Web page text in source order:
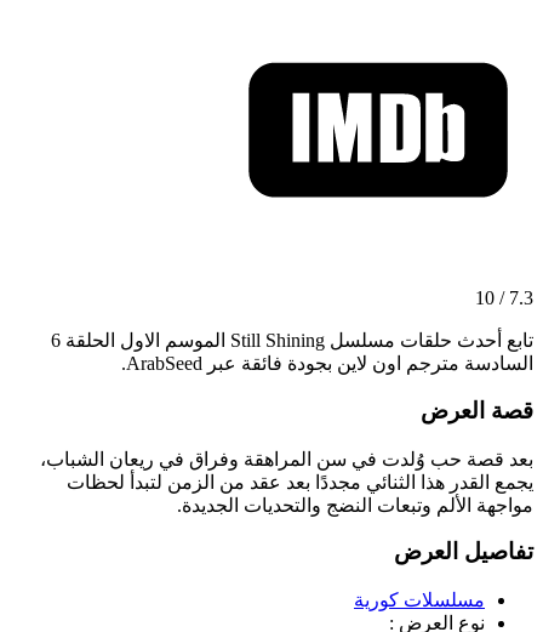
7.3 / 10
تابع أحدث حلقات مسلسل Still Shining الموسم الاول الحلقة 6
السادسة مترجم اون لاين بجودة فائقة عبر ArabSeed.
قصة العرض
بعد قصة حب وُلدت في سن المراهقة وفراق في ريعان الشباب،
يجمع القدر هذا الثنائي مجددًا بعد عقد من الزمن لتبدأ لحظات
مواجهة الألم وتبعات النضج والتحديات الجديدة.
تفاصيل العرض
مسلسلات كورية
نوع العرض :